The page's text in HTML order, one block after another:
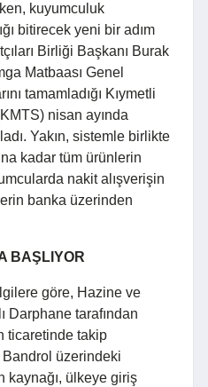
kuyumculuk
bitirecek yeni bir adım
Birliği Başkanı Burak
Matbaası Genel
tamamladığı Kıymetli
nisan ayında
Yakın, sistemle birlikte
kadar tüm ürünlerin
nakit alışverişin
banka üzerinden
BAŞLIYOR
göre, Hazine ve
Darphane tarafından
ticaretinde takip
Bandrol üzerindeki
kaynağı, ülkeye giriş